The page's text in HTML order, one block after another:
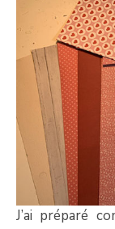
J’ai préparé